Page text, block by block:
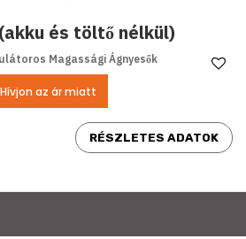
és töltő nélkül)
Magassági Ágnyesők
Hívjon az ár miatt
RÉSZLETES ADATOK